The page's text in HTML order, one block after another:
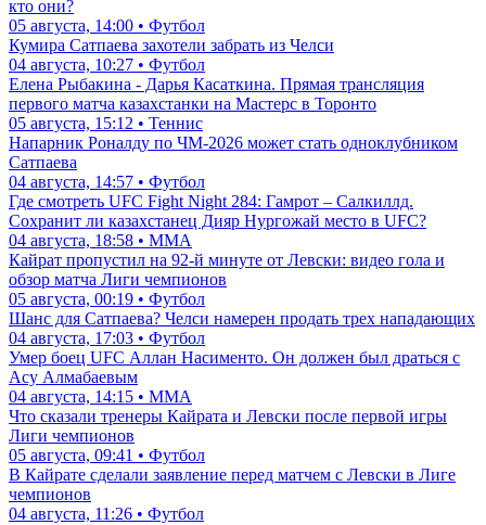
кто они?
05 августа, 14:00 • Футбол
Кумира Сатпаева захотели забрать из Челси
04 августа, 10:27 • Футбол
Елена Рыбакина - Дарья Касаткина. Прямая трансляция
первого матча казахстанки на Мастерс в Торонто
05 августа, 15:12 • Теннис
Напарник Роналду по ЧМ-2026 может стать одноклубником
Сатпаева
04 августа, 14:57 • Футбол
Где смотреть UFC Fight Night 284: Гамрот – Салкиллд.
Сохранит ли казахстанец Дияр Нургожай место в UFC?
04 августа, 18:58 • ММА
Кайрат пропустил на 92-й минуте от Левски: видео гола и
обзор матча Лиги чемпионов
05 августа, 00:19 • Футбол
Шанс для Сатпаева? Челси намерен продать трех нападающих
04 августа, 17:03 • Футбол
Умер боец UFC Аллан Насименто. Он должен был драться с
Асу Алмабаевым
04 августа, 14:15 • ММА
Что сказали тренеры Кайрата и Левски после первой игры
Лиги чемпионов
05 августа, 09:41 • Футбол
В Кайрате сделали заявление перед матчем с Левски в Лиге
чемпионов
04 августа, 11:26 • Футбол